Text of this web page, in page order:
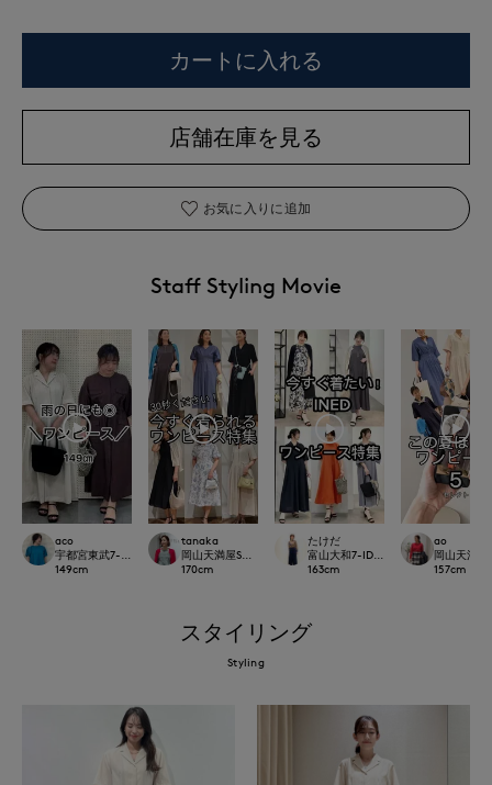
カートに入れる
店舗在庫を見る
お気に入りに追加
Staff Styling Movie
aco
宇都宮東武7-IDconcept./INED
149cm
tanaka
岡山天満屋SUPERIORCLOSET
170cm
たけだ
富山大和7-IDconcept.
163cm
ao
岡山天満屋
157cm
スタイリング
Styling